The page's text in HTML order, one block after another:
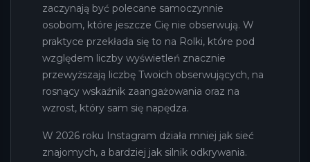
zaczynają być polecane samoczynnie
osobom, które jeszcze Cię nie obserwują. W
praktyce przekłada się to na Rolki, które pod
względem liczby wyświetleń znacznie
przewyższają liczbę Twoich obserwujących, na
rosnący wskaźnik zaangażowania oraz na
wzrost, który sam się napędza.
W 2026 roku Instagram działa mniej jak sieć
znajomych, a bardziej jak silnik odkrywania.